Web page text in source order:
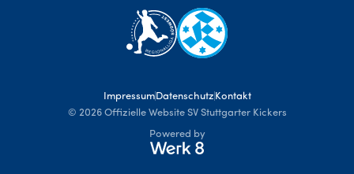
Impressum Datenschutz Kontakt
© 2026 Offizielle Website SV Stuttgarter Kickers
Powered by